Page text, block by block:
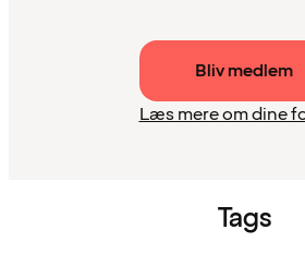
Bliv medlem
Læs mere om dine
Tags